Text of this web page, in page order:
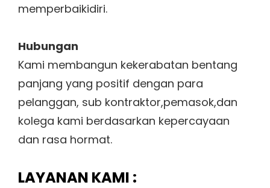
memperbaikidiri.
Hubungan
Kami membangun kekerabatan bentang
panjang yang positif dengan para
pelanggan, sub kontraktor,pemasok,dan
kolega kami berdasarkan kepercayaan
dan rasa hormat.
LAYANAN KAMI :